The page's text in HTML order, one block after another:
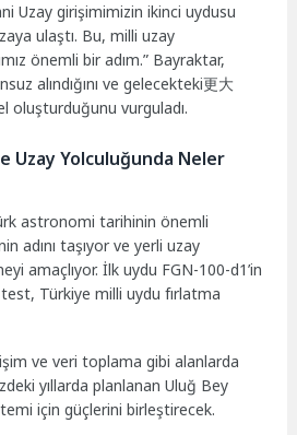
Uzay girişimimizin ikinci uydusu
ulaştı. Bu, milli uzay
önemli bir adım.” Bayraktar,
alındığını ve gelecekteki更大
oluşturduğunu vurguladı.
Uzay Yolculuğunda Neler
astronomi tarihinin önemli
adını taşıyor ve yerli uzay
amaçlıyor. İlk uydu FGN-100-d1’in
Türkiye milli uydu fırlatma
ve veri toplama gibi alanlarda
yıllarda planlanan Uluğ Bey
için güçlerini birleştirecek.